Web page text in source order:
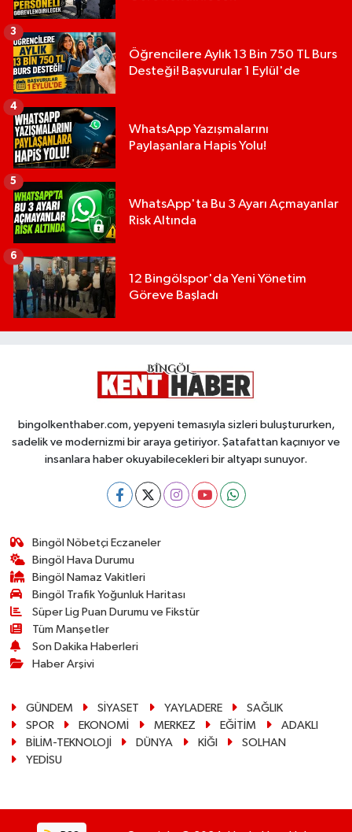
Öğrencilere Aylık 13 Bin 750 TL Burs
Desteği! Başvurular 1 Eylül'de
3
WhatsApp Yazışmalarını
Paylaşanlara Hapis Yolu!
4
WhatsApp'ta Bu 3 Ayarı Açmayanlar
Risk Altında
5
12 Bingölspor'da Yeni Yönetim
Göreve Başladı
6
bingolkenthaber.com, yepyeni temasıyla sizleri buluştururken,
sadelik ve modernizmi bir araya getiriyor. Şatafattan kaçınıyor ve
insanlara haber okuyabilecekleri bir altyapı sunuyor.
Bingöl Nöbetçi Eczaneler
Bingöl Hava Durumu
Bingöl Namaz Vakitleri
Bingöl Trafik Yoğunluk Haritası
Süper Lig Puan Durumu ve Fikstür
Tüm Manşetler
Son Dakika Haberleri
Haber Arşivi
GÜNDEM SİYASET YAYLADERE
SAĞLIK
SPOR
EKONOMİ MERKEZ EĞİTİM
ADAKLI
BİLİM-TEKNOLOJİ
DÜNYA KİĞI
SOLHAN
YEDİSU